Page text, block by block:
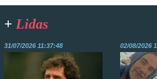
+ Lidas
31/07/2026 11:37:48 02/08/2026